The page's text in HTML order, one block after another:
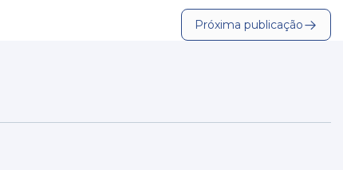
Próxima publicação